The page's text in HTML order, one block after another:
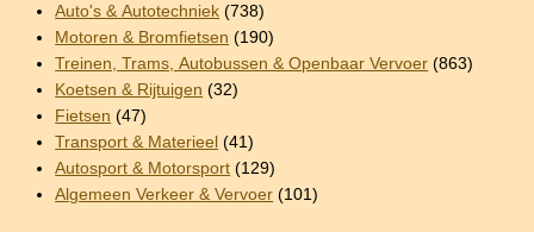
Auto's & Autotechniek (738)
Motoren & Bromfietsen (190)
Treinen, Trams, Autobussen & Openbaar Vervoer (863)
Koetsen & Rijtuigen (32)
Fietsen (47)
Transport & Materieel (41)
Autosport & Motorsport (129)
Algemeen Verkeer & Vervoer (101)